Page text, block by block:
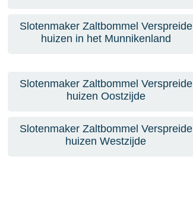
Slotenmaker Zaltbommel Verspreide
huizen in het Munnikenland
Slotenmaker Zaltbommel Verspreide
huizen Oostzijde
Slotenmaker Zaltbommel Verspreide
huizen Westzijde